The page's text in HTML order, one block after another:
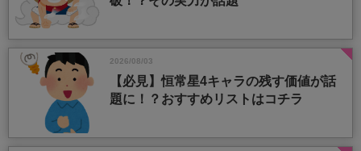
2026/08/03
【必見】恒常星4キャラの残す価値が話
題に！？おすすめリストはコチラ